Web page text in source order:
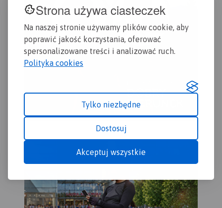
Strona używa ciasteczek
Na naszej stronie używamy plików cookie, aby
poprawić jakość korzystania, oferować
spersonalizowane treści i analizować ruch.
Polityka cookies
Tylko niezbędne
Dostosuj
Akceptuj wszystkie